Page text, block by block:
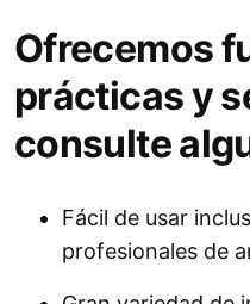
Ofrecemos
prácticas y
consulte
Fácil de usar
profesionales de